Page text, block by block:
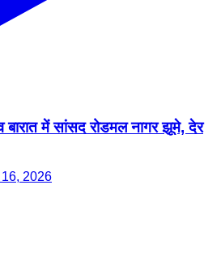
बारात में सांसद रोडमल नागर झूमे, देर
2026